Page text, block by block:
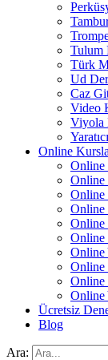
Tulum
Türk
Ud
Caz
Video
Viyola
Online
Online
Online
Online
Online
Online
Online
Online
Online
Online
Online
Ücretsiz
Blog
Ara: